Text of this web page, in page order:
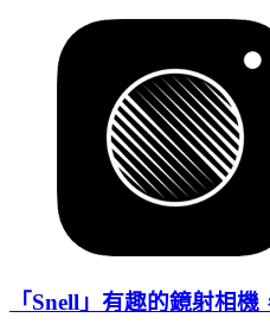
「Snell」有趣的鏡射相